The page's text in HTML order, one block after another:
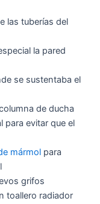
las tuberías del
la pared
se sustentaba el
de ducha
para evitar que el
mármol para
grifos
toallero radiador